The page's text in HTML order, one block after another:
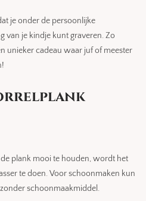
je onder de persoonlijke
van je kindje kunt graveren. Zo
unieker cadeau waar juf of meester
plank mooi te houden, wordt het
te doen. Voor schoonmaken kun
schoonmaakmiddel.